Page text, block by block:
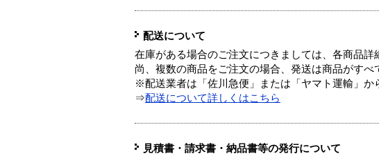
配送について
在庫がある場合のご注文につきましては、各商品詳
尚、複数の商品をご注文の場合、発送は商品がすべ
※配送業者は「佐川急便」または「ヤマト運輸」か
⇒配送について詳しくはこちら
見積書・請求書・納品書等の発行について